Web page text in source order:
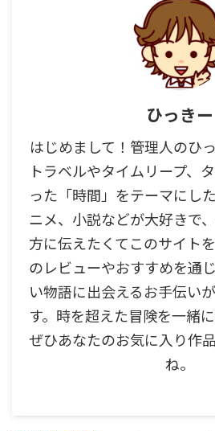
ひっきー
はじめまして！管理人のひ
トラベルやタイムリープ、
った「時間」をテーマにし
ニメ、小説などが大好きで
方に伝えたくてこのサイト
のレビューやおすすめを通
い物語に出会えるお手伝い
す。時を超えた冒険を一緒
ぜひあなたのお気に入り作
ね。